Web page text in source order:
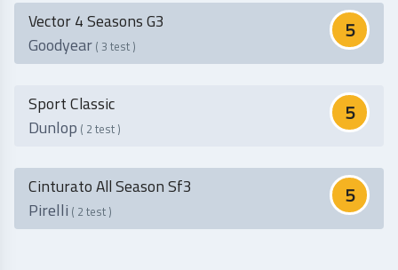
5
Vector 4 Seasons G3
Goodyear ( 3 test )
5
Sport Classic
Dunlop ( 2 test )
5
Cinturato All Season Sf3
Pirelli ( 2 test )